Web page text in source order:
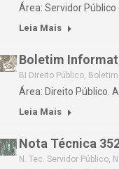
Área: Servidor Público
Leia Mais
Boletim
BI Direito Público,
Área: Direito Público.
Leia Mais
Nota Técnica
N. Tec. Servidor Público,